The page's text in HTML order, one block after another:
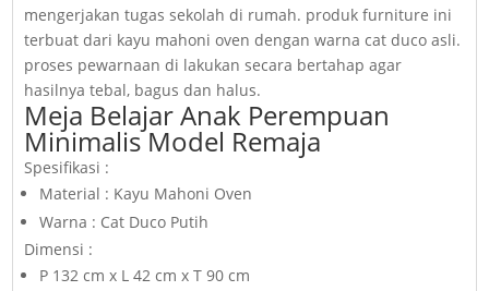
mengerjakan tugas sekolah di rumah. produk furniture ini
terbuat dari kayu mahoni oven dengan warna cat duco asli.
proses pewarnaan di lakukan secara bertahap agar
hasilnya tebal, bagus dan halus.
Meja Belajar Anak Perempuan
Minimalis Model Remaja
Spesifikasi :
Material : Kayu Mahoni Oven
Warna : Cat Duco Putih
Dimensi :
P 132 cm x L 42 cm x T 90 cm